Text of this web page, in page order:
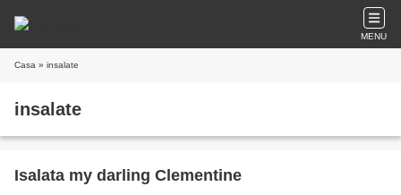
MENU
Casa » insalate
insalate
Isalata my darling Clementine